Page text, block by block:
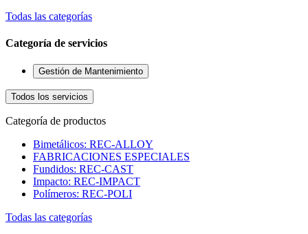
Todas las categorías
Categoría de servicios
Gestión de Mantenimiento
Todos los servicios
Categoría de productos
Bimetálicos: REC-ALLOY
FABRICACIONES ESPECIALES
Fundidos: REC-CAST
Impacto: REC-IMPACT
Polímeros: REC-POLI
Todas las categorías